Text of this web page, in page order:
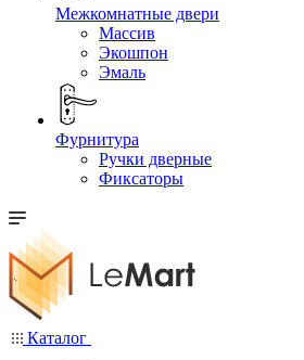
Межкомнатные двери
Массив
Экошпон
Эмаль
Фурнитура
Ручки дверные
Фиксаторы
Каталог